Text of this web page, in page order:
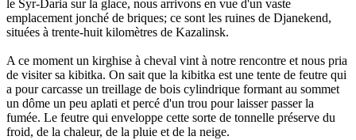
le Syr-Daria sur la glace, nous arrivons en vue d'un vaste
emplacement jonché de briques; ce sont les ruines de Djanekend,
situées à trente-huit kilomètres de Kazalinsk.
A ce moment un kirghise à cheval vint à notre rencontre et nous pria
de visiter sa kibitka. On sait que la kibitka est une tente de feutre qui
a pour carcasse un treillage de bois cylindrique formant au sommet
un dôme un peu aplati et percé d'un trou pour laisser passer la
fumée. Le feutre qui enveloppe cette sorte de tonnelle préserve du
froid, de la chaleur, de la pluie et de la neige.